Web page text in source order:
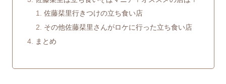
佐藤栞里行きつけの立ち食い店
その他佐藤栞里さんがロケに行った立ち食い店
まとめ